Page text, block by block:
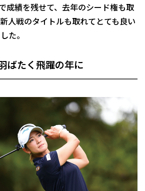
成績を残せて、去年のシード権も取
人戦のタイトルも取れてとても良い
た。
ばたく飛躍の年に